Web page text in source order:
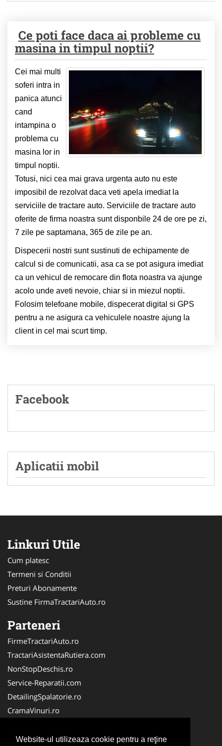
Website-ul utilizeaza cookie pentru a reţine
Ce poti face daca ai probleme cu
masina in timpul noptii?
Cei mai multi
soferi intra in
panica atunci
cand
intampina o
problema cu
masina lor in
timpul noptii.
Totusi, nici cea mai grava urgenta auto nu este
imposibil de rezolvat daca veti apela imediat la
serviciile de tractare auto. Serviciile de tractare auto
oferite de firma noastra sunt disponbile 24 de ore pe zi,
7 zile pe saptamana, 365 de zile pe an.
Dispecerii nostri sunt sustinuti de echipamente de
calcul si de comunicatii, asa ca se pot asigura imediat
ca un vehicul de remocare din flota noastra va ajunge
acolo unde aveti nevoie, chiar si in miezul noptii.
Folosim telefoane mobile, dispecerat digital si GPS
pentru a ne asigura ca vehiculele noastre ajung la
client in cel mai scurt timp.
Facebook
Aplicatii mobil
Linkuri Utile
Cum platesc
Termeni si Conditii
Preturi Abonamente
Sustine FirmaTractariAuto.ro
Parteneri
FirmeTractariAuto.ro
TractariAsistentaRutiera.com
NonStopDeschis.ro
Service-Reparatii.com
DetailingSpalatorie.ro
CramaVinuri.ro
FirmaPieseAuto.ro